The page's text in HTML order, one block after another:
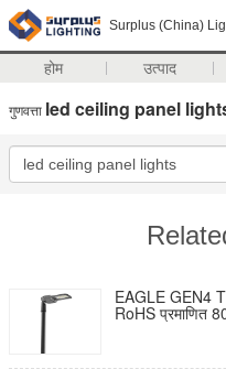
Surplus (China)
होम उत्पाद
गुणवत्ता led ceiling panel
EAGLE GEN4
RoHS प्रमाणित
पिन NEMA